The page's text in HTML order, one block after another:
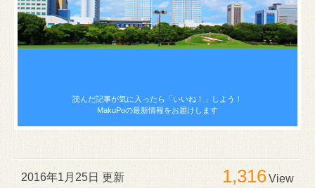
読んだ記事が気に入ったら 「いいね！」しよう！
MakuPoの最新情報をお届けします
2016年1月25日 更新 1,316View